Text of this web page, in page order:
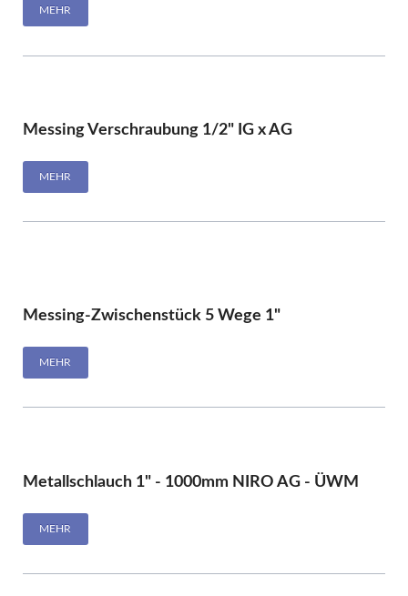
MEHR
Messing Verschraubung 1/2" IG x AG
MEHR
Messing-Zwischenstück 5 Wege 1"
MEHR
Metallschlauch 1" - 1000mm NIRO AG - ÜWM
MEHR